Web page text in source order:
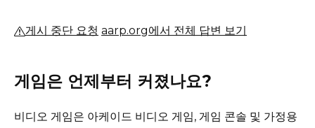
게시 중단 요청 aarp.org에서 전체 답변 보기
게임은 언제부터 커졌나요?
비디오 게임은 아케이드 비디오 게임, 게임 콘솔 및 가정용